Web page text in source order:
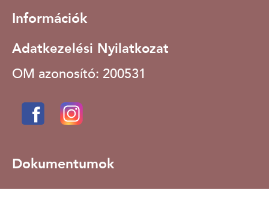
Információk
Adatkezelési Nyilatkozat
OM azonosító: 200531
Dokumentumok